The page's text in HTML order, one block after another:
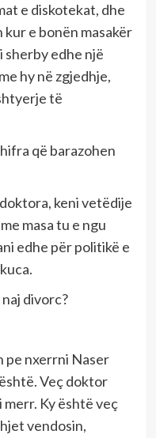
e diskotekat, dhe
kur e bonën masakër
sherby edhe një
hy në zgjedhje,
të
që barazohen
keni vetëdije
masa tu e ngu
edhe për politikë e
naj divorc?
pe nxerrni Naser
Veç doktor
merr. Ky është veç
vendosin,